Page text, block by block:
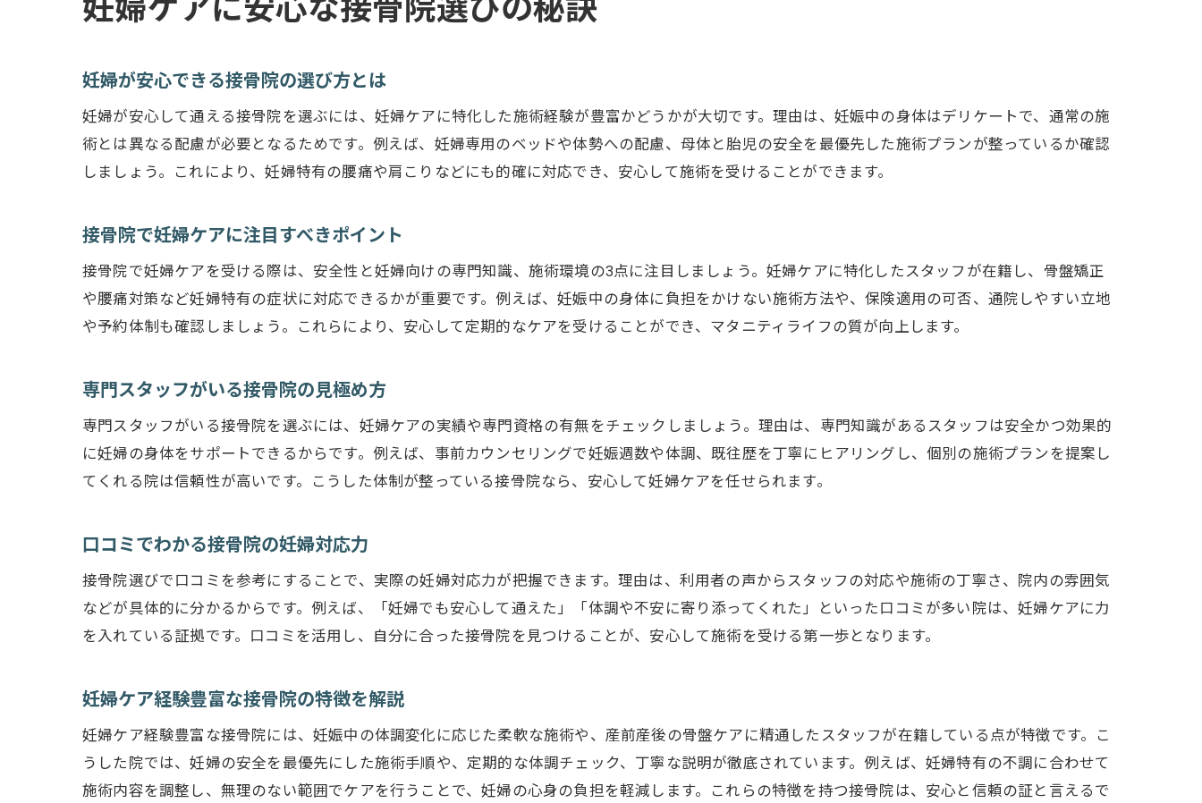
枚方市の接骨院で受けられる妊婦ケア施術例
接骨院で実感できる妊婦ケアの効果を解説
接骨院で妊婦がリラックスできる工夫紹介
接骨院で保険を活用するポイントを解説
妊婦に優しい接骨院の取り組みを紹介
安心できる妊婦専用スペースのある接骨院
枚方市で注目の妊婦ケア接骨院最新動向
接骨院による妊婦ケア支援サービスを解説
妊婦ケアに安心な接骨院選びの秘訣
妊婦が安心できる接骨院の選び方とは
妊婦が安心して通える接骨院を選ぶには、妊婦ケアに特化した施術経験が豊富かどうかが大切です。理由は、妊娠中の身体はデリケートで、通常の施
術とは異なる配慮が必要となるためです。例えば、妊婦専用のベッドや体勢への配慮、母体と胎児の安全を最優先した施術プランが整っているか確認
しましょう。これにより、妊婦特有の腰痛や肩こりなどにも的確に対応でき、安心して施術を受けることができます。
接骨院で妊婦ケアに注目すべきポイント
接骨院で妊婦ケアを受ける際は、安全性と妊婦向けの専門知識、施術環境の3点に注目しましょう。妊婦ケアに特化したスタッフが在籍し、骨盤矯正
や腰痛対策など妊婦特有の症状に対応できるかが重要です。例えば、妊娠中の身体に負担をかけない施術方法や、保険適用の可否、通院しやすい立地
や予約体制も確認しましょう。これらにより、安心して定期的なケアを受けることができ、マタニティライフの質が向上します。
専門スタッフがいる接骨院の見極め方
専門スタッフがいる接骨院を選ぶには、妊婦ケアの実績や専門資格の有無をチェックしましょう。理由は、専門知識があるスタッフは安全かつ効果的
に妊婦の身体をサポートできるからです。例えば、事前カウンセリングで妊娠週数や体調、既往歴を丁寧にヒアリングし、個別の施術プランを提案し
てくれる院は信頼性が高いです。こうした体制が整っている接骨院なら、安心して妊婦ケアを任せられます。
口コミでわかる接骨院の妊婦対応力
接骨院選びで口コミを参考にすることで、実際の妊婦対応力が把握できます。理由は、利用者の声からスタッフの対応や施術の丁寧さ、院内の雰囲気
などが具体的に分かるからです。例えば、「妊婦でも安心して通えた」「体調や不安に寄り添ってくれた」といった口コミが多い院は、妊婦ケアに力
を入れている証拠です。口コミを活用し、自分に合った接骨院を見つけることが、安心して施術を受ける第一歩となります。
妊婦ケア経験豊富な接骨院の特徴を解説
妊婦ケア経験豊富な接骨院には、妊娠中の体調変化に応じた柔軟な施術や、産前産後の骨盤ケアに精通したスタッフが在籍している点が特徴です。こ
うした院では、妊婦の安全を最優先にした施術手順や、定期的な体調チェック、丁寧な説明が徹底されています。例えば、妊婦特有の不調に合わせて
施術内容を調整し、無理のない範囲でケアを行うことで、妊婦の心身の負担を軽減します。これらの特徴を持つ接骨院は、安心と信頼の証と言えるで